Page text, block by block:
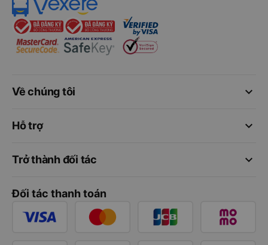
keyboard_arrow_down
Về chúng tôi
keyboard_arrow_down
Hỗ trợ
keyboard_arrow_down
Trở thành đối tác
Đối tác thanh toán